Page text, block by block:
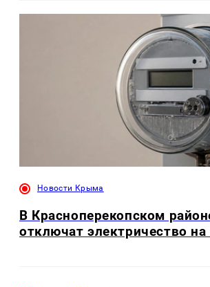
Новости Крыма
В Красноперекопском
отключат электричество на